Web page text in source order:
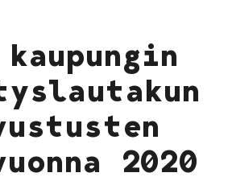
2020